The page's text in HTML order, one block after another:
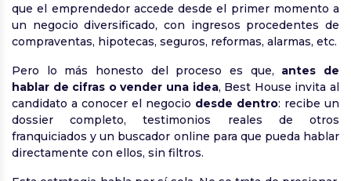
que el emprendedor accede desde el primer momento a
un negocio diversificado, con ingresos procedentes de
compraventas, hipotecas, seguros, reformas, alarmas, etc.
Pero lo más honesto del proceso es que, antes de
hablar de cifras o vender una idea, Best House invita al
candidato a conocer el negocio desde dentro: recibe un
dossier completo, testimonios reales de otros
franquiciados y un buscador online para que pueda hablar
directamente con ellos, sin filtros.